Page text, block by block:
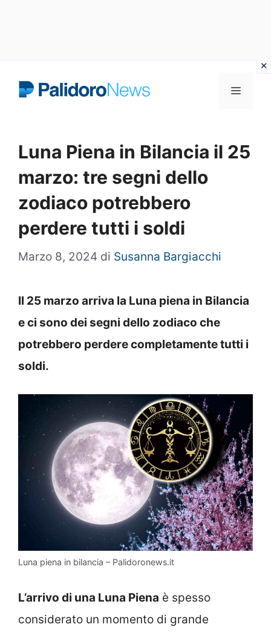
Menu
Luna Piena in Bilancia il 25
marzo: tre segni dello
zodiaco potrebbero
perdere tutti i soldi
Marzo 8, 2024 di Susanna Bargiacchi
Il 25 marzo arriva la Luna piena in Bilancia
e ci sono dei segni dello zodiaco che
potrebbero perdere completamente tutti i
soldi.
Luna piena in bilancia – Palidoronews.it
L’arrivo di una Luna Piena è spesso
considerato un momento di grande